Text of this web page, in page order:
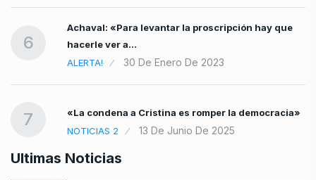
6
Achaval: «Para levantar la proscripción hay que
hacerle ver a…
ALERTA!
30 De Enero De 2023
7
«La condena a Cristina es romper la democracia»
NOTICIAS 2
13 De Junio De 2025
Ultimas Noticias